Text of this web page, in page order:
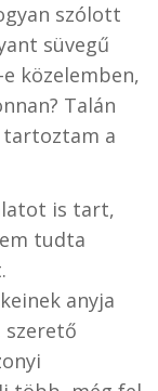
szólott
süvegű
közelemben,
Talán
tartoztam a
is tart,
tudta
anyja
szerető